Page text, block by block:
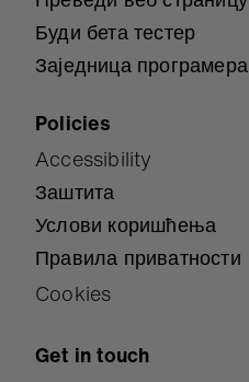
Буди бета тестер
Заједница програмера
Policies
Accessibility
Заштита
Услови коришћења
Правила приватности
Cookies
Get in touch